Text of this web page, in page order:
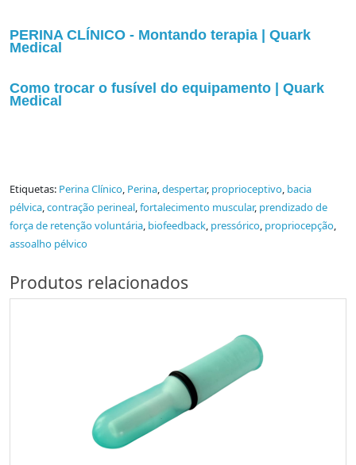
PERINA CLÍNICO - Montando terapia | Quark
Medical
Como trocar o fusível do equipamento | Quark
Medical
Etiquetas: Perina Clínico, Perina,despertar, proprioceptivo, bacia
pélvica,contração perineal,fortalecimento muscular, prendizado de
força de retenção voluntária, biofeedback, pressórico, propriocepção,
assoalho pélvico
Produtos relacionados